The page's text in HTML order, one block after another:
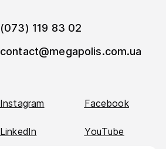
(073) 119 83 02
contact@megapolis.com.ua
Instagram Facebook
LinkedIn YouTube